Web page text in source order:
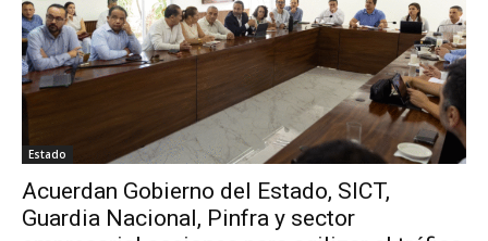
Estado
Acuerdan Gobierno del Estado, SICT,
Guardia Nacional, Pinfra y sector